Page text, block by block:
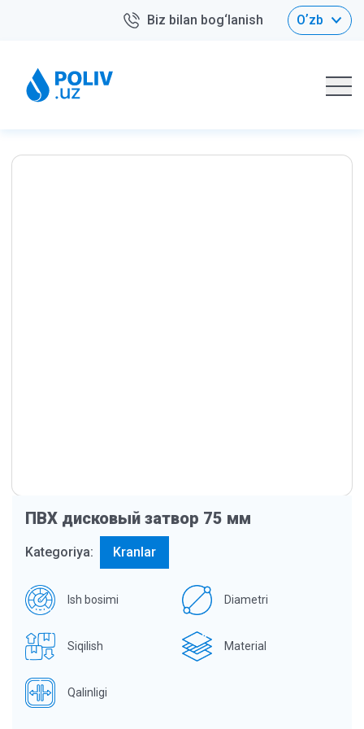
Biz bilan bog‘lanish Oʼzb
ПВХ дисковый затвор 75 мм
Kategoriya: Kranlar
Ish bosimi Diametri
Siqilish Material
Qalinligi